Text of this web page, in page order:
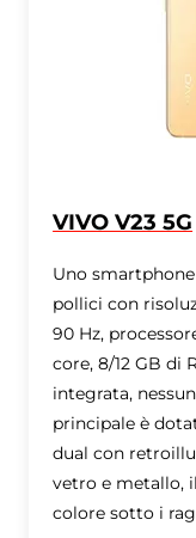
VIVO V23 5G
Uno
pollici con
90 Hz,
core, 8/12 GB di
integrata,
principale è
dual con
vetro e metallo,
colore sotto i